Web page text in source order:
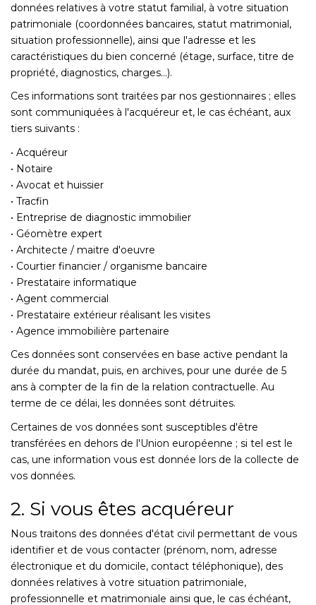
données relatives à votre statut familial, à votre situation
patrimoniale (coordonnées bancaires, statut matrimonial,
situation professionnelle), ainsi que l'adresse et les
caractéristiques du bien concerné (étage, surface, titre de
propriété, diagnostics, charges...).
Ces informations sont traitées par nos gestionnaires ; elles
sont communiquées à l'acquéreur et, le cas échéant, aux
tiers suivants :
• Acquéreur
• Notaire
• Avocat et huissier
• Tracfin
• Entreprise de diagnostic immobilier
• Géomètre expert
• Architecte / maitre d'oeuvre
• Courtier financier / organisme bancaire
• Prestataire informatique
• Agent commercial
• Prestataire extérieur réalisant les visites
• Agence immobilière partenaire
Ces données sont conservées en base active pendant la
durée du mandat, puis, en archives, pour une durée de 5
ans à compter de la fin de la relation contractuelle. Au
terme de ce délai, les données sont détruites.
Certaines de vos données sont susceptibles d'être
transférées en dehors de l'Union européenne ; si tel est le
cas, une information vous est donnée lors de la collecte de
vos données.
2. Si vous êtes acquéreur
Nous traitons des données d'état civil permettant de vous
identifier et de vous contacter (prénom, nom, adresse
électronique et du domicile, contact téléphonique), des
données relatives à votre situation patrimoniale,
professionnelle et matrimoniale ainsi que, le cas échéant,